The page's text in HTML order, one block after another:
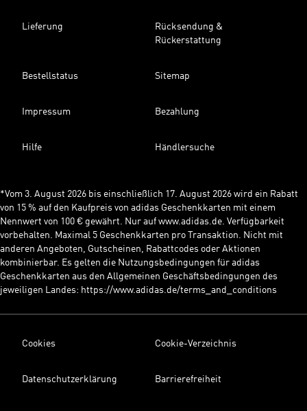
Lieferung
Rücksendung &
Rückerstattung
Bestellstatus Sitemap
Impressum Bezahlung
Hilfe Händlersuche
*Vom 3. August 2026 bis einschließlich 17. August 2026 wird ein Rabatt
von 15 % auf den Kaufpreis von adidas Geschenkkarten mit einem
Nennwert von 100 € gewährt. Nur auf www.adidas.de. Verfügbarkeit
vorbehalten. Maximal 5 Geschenkkarten pro Transaktion. Nicht mit
anderen Angeboten, Gutscheinen, Rabattcodes oder Aktionen
kombinierbar. Es gelten die Nutzungsbedingungen für adidas
Geschenkkarten aus den Allgemeinen Geschäftsbedingungen des
jeweiligen Landes: https://www.adidas.de/terms_and_conditions
Cookies Cookie-Verzeichnis
Datenschutzerklärung Barrierefreiheit